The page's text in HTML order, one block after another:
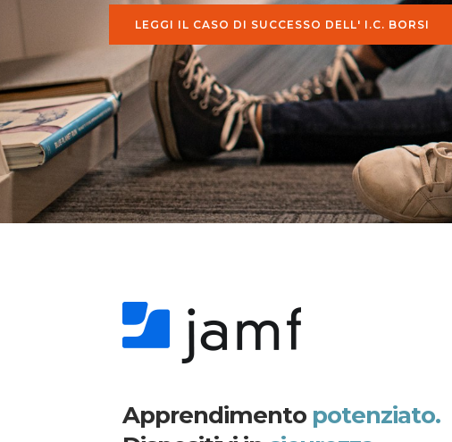
LEGGI IL CASO DI SUCCESSO DELL' I.C. BORSI
Apprendimento potenziato.